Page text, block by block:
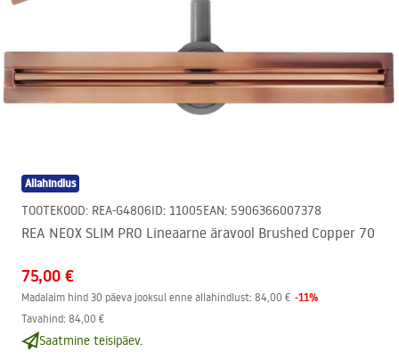
Allahindlus
TOOTEKOOD: REA-G4806ID: 11005EAN: 5906366007378
REA NEOX SLIM PRO Lineaarne äravool Brushed Copper 70
75,00 €
Madalaim hind 30 päeva jooksul enne allahindlust: 84,00 € -11%
Tavahind: 84,00 €
Saatmine teisipäev.